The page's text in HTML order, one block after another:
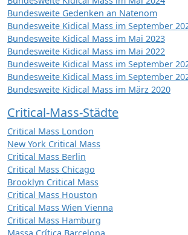
Bundesweite Gedenken an Natenom
Bundesweite Kidical Mass im September
Bundesweite Kidical Mass im Mai 2023
Bundesweite Kidical Mass im Mai 2022
Bundesweite Kidical Mass im September
Bundesweite Kidical Mass im September
Bundesweite Kidical Mass im März 2020
Critical-Mass-Städte
Critical Mass London
New York Critical Mass
Critical Mass Berlin
Critical Mass Chicago
Brooklyn Critical Mass
Critical Mass Houston
Critical Mass Wien Vienna
Critical Mass Hamburg